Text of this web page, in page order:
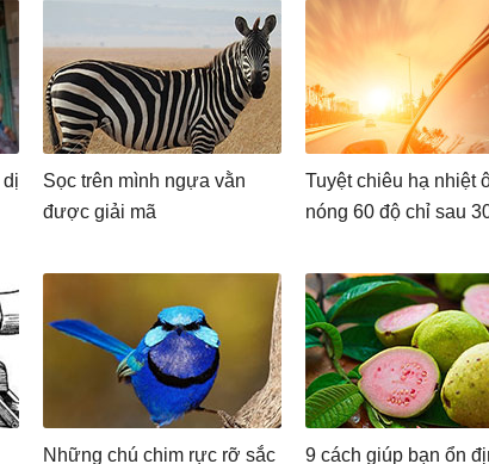
dị
Sọc trên mình ngựa vằn
được giải mã
Tuyệt chiêu hạ nhiệt
nóng 60 độ chỉ sau
Những chú chim rực rỡ sắc 9 cách giúp bạn ổn